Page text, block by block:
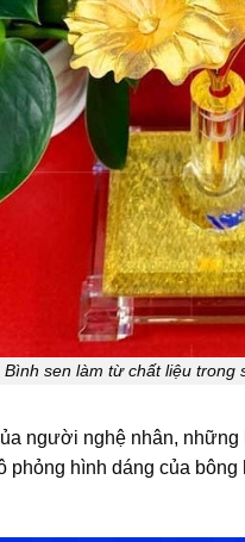
Bình sen làm từ chất liệu trong
người nghệ nhân,
phỏng hình dáng của